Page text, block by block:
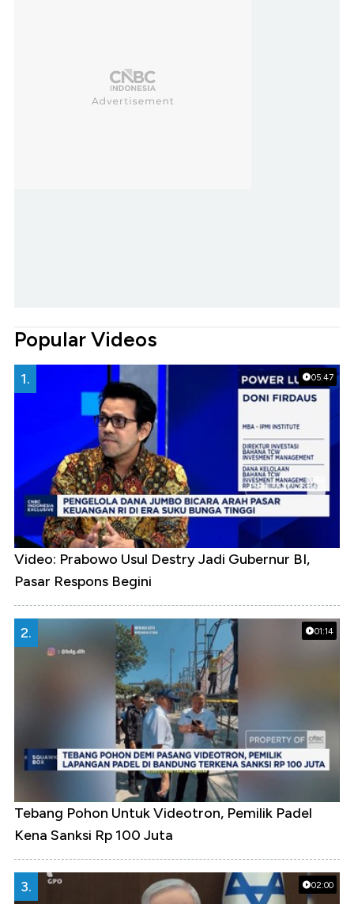
Popular Videos
05:47
1.
Video: Prabowo Usul Destry Jadi Gubernur BI,
Pasar Respons Begini
01:14
2.
Tebang Pohon Untuk Videotron, Pemilik Padel
Kena Sanksi Rp 100 Juta
02:00
3.